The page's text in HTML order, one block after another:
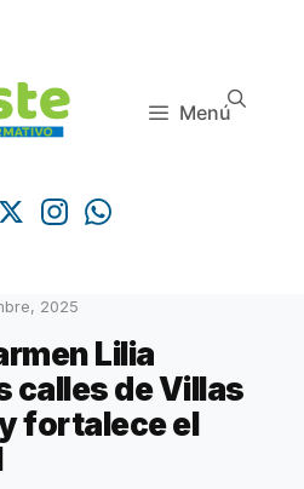
Menú
2025
Lilia
calles de Villas
fortalece el